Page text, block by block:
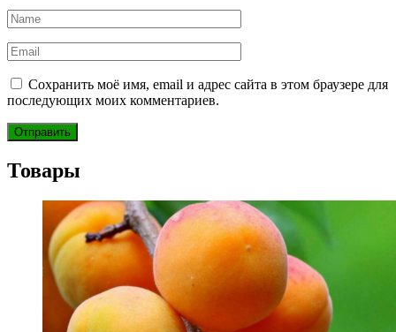
Сохранить моё имя, email и адрес сайта в этом браузере для
последующих моих комментариев.
Товары